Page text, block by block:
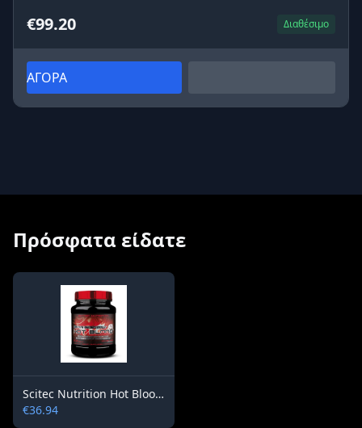
€99.20 Διαθέσιμο
ΑΓΟΡΑ
Πρόσφατα είδατε
Scitec Nutrition Hot Blood 3.0 820 g
€36.94